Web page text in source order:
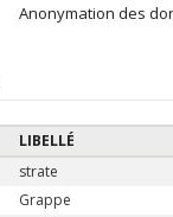
Anonymation des
LIBELLÉ
strate
Grappe